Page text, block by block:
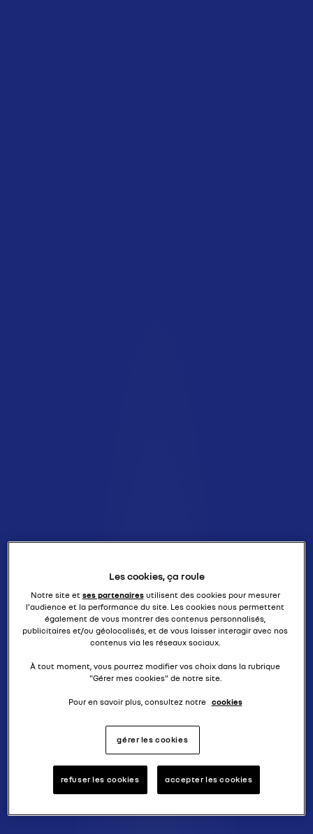
Les cookies, ça roule
Notre site et ses partenairesutilisent des cookies pour mesurer
l'audience et la performance du site. Les cookies nous permettent
également de vous montrer des contenus personnalisés,
publicitaires et/ou géolocalisés, et de vous laisser interagir avec nos
contenus via les réseaux sociaux.
À tout moment, vous pourrez modifier vos choix dans la rubrique
"Gérer mes cookies" de notre site.
Pour en savoir plus, consultez notre cookies
gérer les cookies
refuser les cookies accepter les cookies